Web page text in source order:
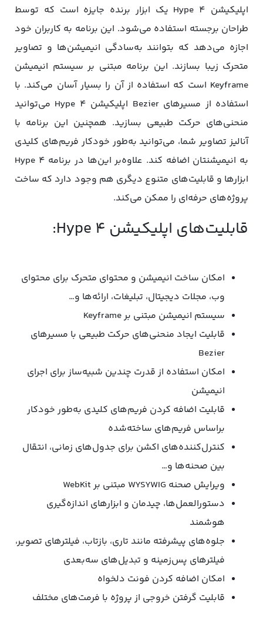
اپلیکیشن Hype 4 یک ابزار برنده جایزه است که توسط
طراحان برجسته استفاده می‌شود. این برنامه به کاربران خود
اجازه می‌دهد که بتوانند به‌سادگی انیمیشن‌ها و تصاویر
متحرک زیبا بسازند. این برنامه مبتنی بر سیستم انیمیشن
Keyframe است که استفاده از آن را بسیار آسان می‌کند. با
استفاده از مسیرهای Bezier اپلیکیشن Hype 4 می‌توانید
منحنی‌های حرکت طبیعی بسازید. همچنین این برنامه با
آنالیز تصاویر شما، می‌توانید به‌طور خودکار فریم‌های کلیدی
به انیمیشنتان اضافه کند. علاوه‌بر این‌ها در برنامه Hype 4
ابزارها و قابلیت‌های متنوع دیگری هم وجود دارد که ساخت
پروژه‌های حرفه‌ای را ممکن می‌کند.
قابلیت‌های اپلیکیشن Hype 4:
امکان ساخت انیمیشن و محتوای متحرک برای محتوای
وب، مجلات دیجیتال، تبلیغات، ارائه‌ها و…
سیستم انیمیشن مبتنی بر Keyframe
قابلیت ایجاد منحنی‌های حرکت طبیعی با مسیرهای
Bezier
امکان استفاده از قدرت چندین شبیه‌ساز برای اجرای
انیمیشن
قابلیت اضافه کردن فریم‌های کلیدی به‌طور خودکار
براساس فریم‌های ساخته‌شده
کنترل‌کننده‌های اکشن برای جدول‌های زمانی، انتقال
بین صحنه‌ها و…
ویرایش صحنه WYSYWIG مبتنی بر WebKit
دستورالعمل‌ها، چیدمان و ابزارهای اندازه‌گیری
هوشمند
جلوه‌های پیشرفته مانند تاری، بازتاب، فیلترهای تصویر،
فیلترهای پس‌زمینه و تبدیل‌های سه‌بعدی
امکان اضافه کردن فونت دلخواه
قابلیت گرفتن خروجی از پروژه با فرمت‌های مختلف